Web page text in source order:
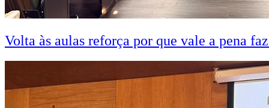
Volta às aulas reforça por que vale a pena